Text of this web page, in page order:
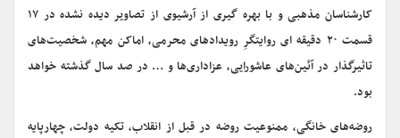
کارشناسان مذهبی و با بهره گیری از آرشیوی از تصاویر دیده نشده در ۱۷
قسمت ۲۰ دقیقه ای روایتگرِ رویدادهای محرمی، اماکن مهم، شخصیت‌های
تاثیرگذار در آئین‌های عاشورایی، عزاداری‌ها و … در صد سال گذشته خواهد
بود.
روضه‌های خانگی، ممنوعیت روضه در قبل از انقلاب، تکیه دولت، چهارپایه